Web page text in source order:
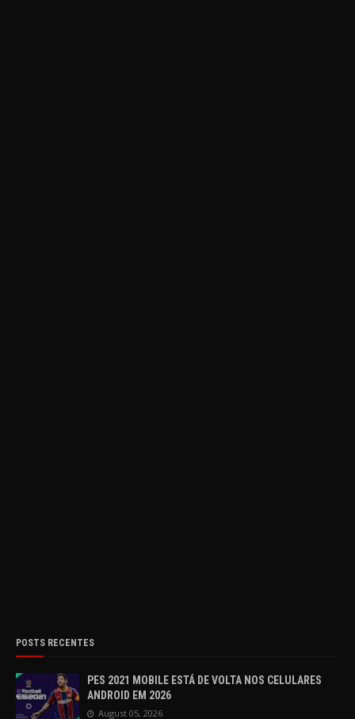
POSTS RECENTES
PES 2021 MOBILE ESTÁ DE VOLTA NOS CELULARES
ANDROID EM 2026
August 05, 2026